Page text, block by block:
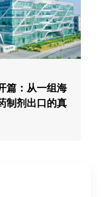
篇：从一组海
制剂出口的真